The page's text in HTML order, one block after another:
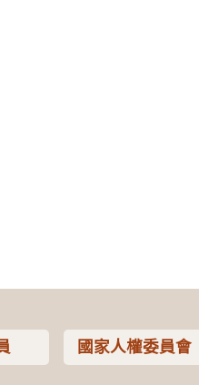
國家人權委員會